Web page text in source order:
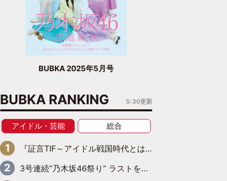
BUBKA 2025年5月号
BUBKA RANKING 5:30更新
アイドル・芸能 総合
『証言TIF～アイドル戦国時代とはなんだったのか～』第6回：でんぱ組.inc・古川未鈴×相沢梨紗「『ハロプロやりたかったな』って言ったら、夢眠ねむさんに『てめえはでんぱ組．incなんだよ！』って肩パンされて(笑)」
3号連続“乃木坂46祭り” ラストを飾るのは賀喜遥香…5年ぶりの登場に「5年分大人になった私を見ていただけたら」